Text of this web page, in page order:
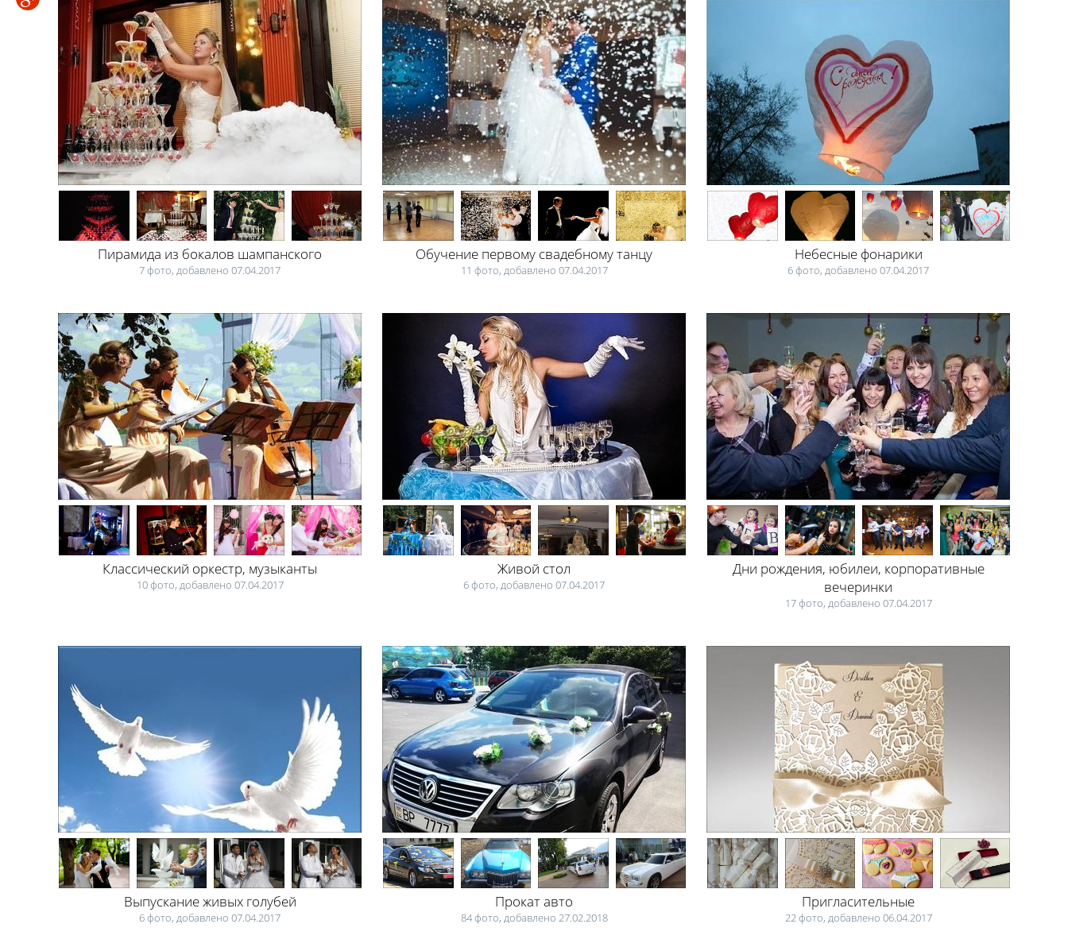
Пирамида из бокалов шампанского
7 фото, добавлено 07.04.2017
Обучение первому свадебному танцу
11 фото, добавлено 07.04.2017
Небесные фонарики
6 фото, добавлено 07.04.2017
Классический оркестр, музыканты
10 фото, добавлено 07.04.2017
Живой стол
6 фото, добавлено 07.04.2017
Дни рождения, юбилеи, корпоративные
вечеринки
17 фото, добавлено 07.04.2017
Выпускание живых голубей
6 фото, добавлено 07.04.2017
Прокат авто
84 фото, добавлено 27.02.2018
Пригласительные
22 фото, добавлено 06.04.2017